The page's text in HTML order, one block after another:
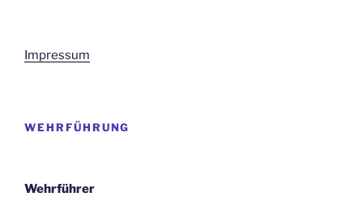
Impressum
WEHRFÜHRUNG
Wehrführer